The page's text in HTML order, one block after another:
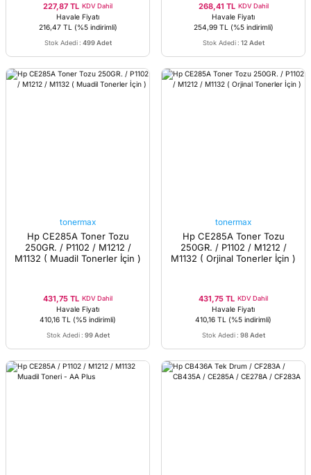
227,87 TL KDV Dahil
Havale Fiyatı
216,47 TL
(%5 indirimli)
Stok Adedi : 499 Adet
268,41 TL KDV Dahil
Havale Fiyatı
254,99 TL
(%5 indirimli)
Stok Adedi : 12 Adet
tonermax
Hp CE285A Toner Tozu
250GR. / P1102 / M1212 /
M1132 ( Muadil Tonerler İçin )
431,75 TL KDV Dahil
Havale Fiyatı
410,16 TL (%5 indirimli)
Stok Adedi : 99 Adet
tonermax
Hp CE285A Toner Tozu
250GR. / P1102 / M1212 /
M1132 ( Orjinal Tonerler İçin )
431,75 TL KDV Dahil
Havale Fiyatı
410,16 TL (%5 indirimli)
Stok Adedi : 98 Adet